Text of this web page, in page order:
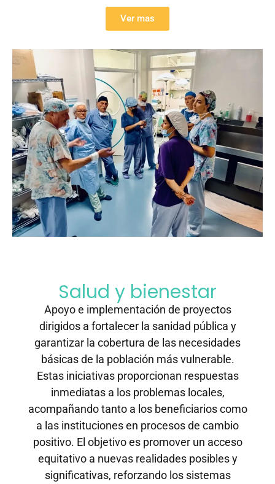
Ver mas
Salud y bienestar
Apoyo e implementación de proyectos
dirigidos a fortalecer la sanidad pública y
garantizar la cobertura de las necesidades
básicas de la población más vulnerable.
Estas iniciativas proporcionan respuestas
inmediatas a los problemas locales,
acompañando tanto a los beneficiarios como
a las instituciones en procesos de cambio
positivo. El objetivo es promover un acceso
equitativo a nuevas realidades posibles y
significativas, reforzando los sistemas